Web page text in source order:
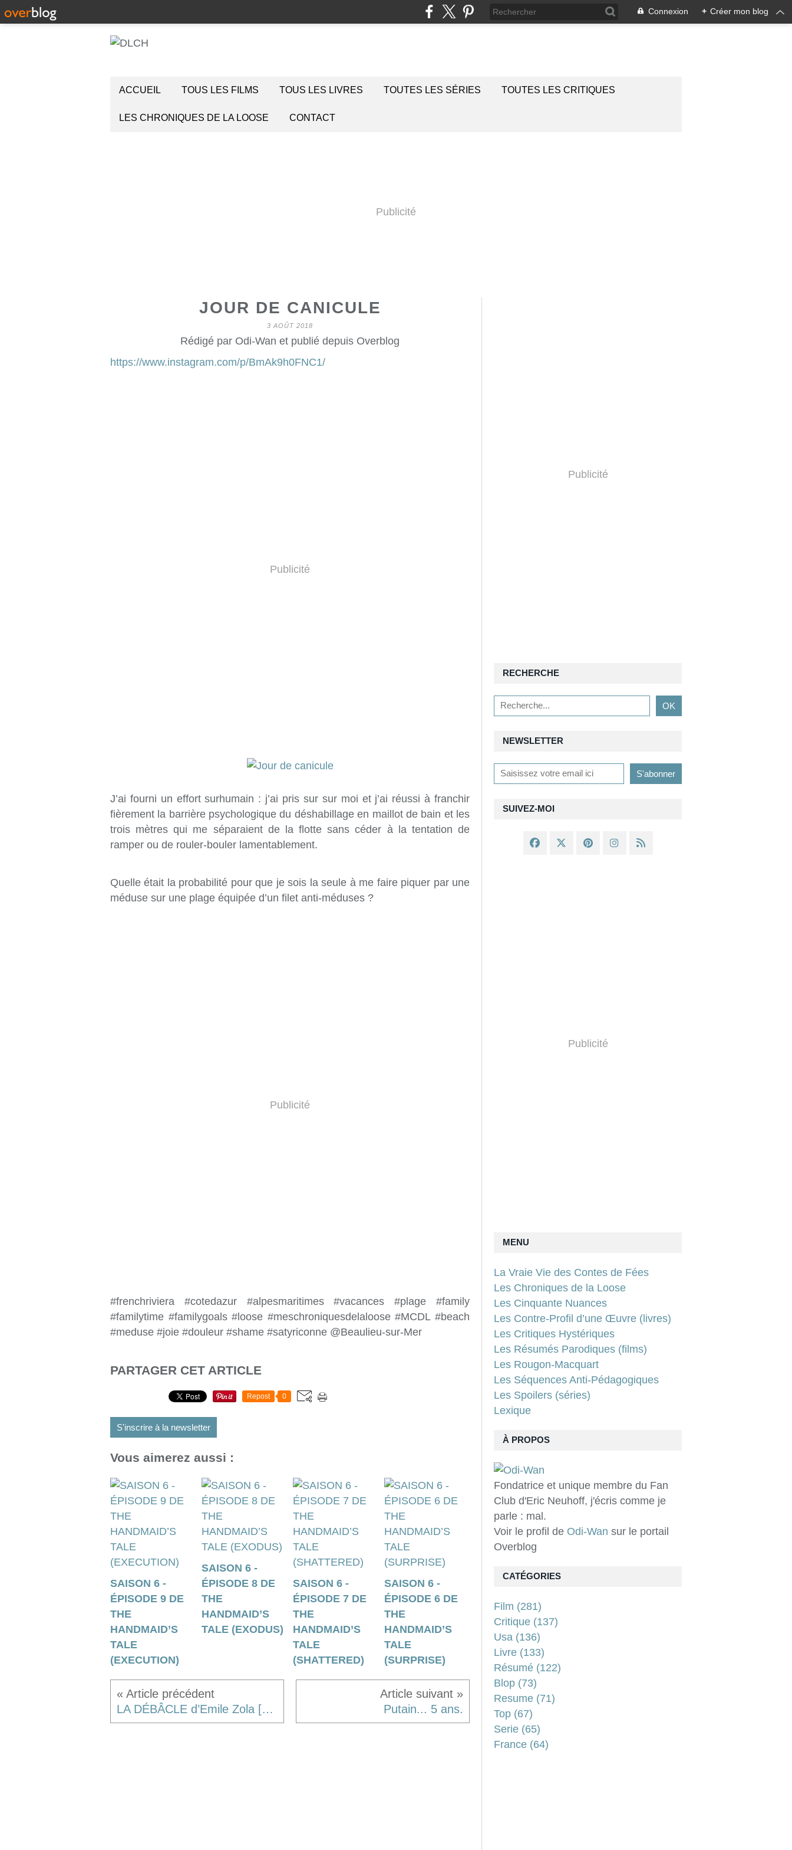
Connexion + Créer mon blog
ACCUEIL TOUS LES FILMS TOUS LES LIVRES TOUTES LES SÉRIES TOUTES LES CRITIQUES
LES CHRONIQUES DE LA LOOSE CONTACT
Publicité
JOUR DE CANICULE
3 AOÛT 2018
Rédigé par Odi-Wan et publié depuis Overblog
https://www.instagram.com/p/BmAk9h0FNC1/
Publicité
J’ai fourni un effort surhumain : j’ai pris sur sur moi et j’ai réussi à franchir
fièrement la barrière psychologique du déshabillage en maillot de bain et les
trois mètres qui me séparaient de la flotte sans céder à la tentation de
ramper ou de rouler-bouler lamentablement.
Quelle était la probabilité pour que je sois la seule à me faire piquer par une
méduse sur une plage équipée d’un filet anti-méduses ?
Publicité
#frenchriviera #cotedazur #alpesmaritimes #vacances #plage #family
#familytime #familygoals #loose #meschroniquesdelaloose #MCDL #beach
#meduse #joie #douleur #shame #satyriconne @Beaulieu-sur-Mer
PARTAGER CET ARTICLE
Repost 0
S'inscrire à la newsletter
Vous aimerez aussi :
SAISON 6 -
ÉPISODE 9 DE
THE
HANDMAID’S
TALE
(EXECUTION)
SAISON 6 -
ÉPISODE 8 DE
THE
HANDMAID’S
TALE (EXODUS)
SAISON 6 -
ÉPISODE 7 DE
THE
HANDMAID’S
TALE
(SHATTERED)
SAISON 6 -
ÉPISODE 6 DE
THE
HANDMAID’S
TALE
(SURPRISE)
LA DÉBÂCLE d’Emile Zola [contre-profil d’une œuvre] #2 Putain... 5 ans.
Publicité
NEWSLETTER
SUIVEZ-MOI
RECHERCHE
À PROPOS
Fondatrice et unique membre du Fan
Club d'Eric Neuhoff, j'écris comme je
parle : mal.
Voir le profil de Odi-Wan sur le portail
Overblog
Publicité
MENU
La Vraie Vie des Contes de Fées
Les Chroniques de la Loose
Les Cinquante Nuances
Les Contre-Profil d’une Œuvre (livres)
Les Critiques Hystériques
Les Résumés Parodiques (films)
Les Rougon-Macquart
Les Séquences Anti-Pédagogiques
Les Spoilers (séries)
Lexique
CATÉGORIES
Film (281)
Critique (137)
Usa (136)
Livre (133)
Résumé (122)
Blop (73)
Resume (71)
Top (67)
Serie (65)
France (64)